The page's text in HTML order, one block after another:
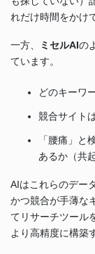
れだけ時間をかけ
一方、 ミセルAIの
ています。
どのキーワ
競合サイト
「腰痛」と
あるか（共
AIはこれらのデー
かつ競合が手薄な
てリサーチツール
より高精度に構築